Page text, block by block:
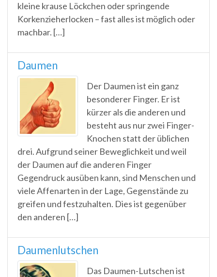
kleine krause Löckchen oder springende
Korkenzieherlocken – fast alles ist möglich oder
machbar. […]
Daumen
Der Daumen ist ein ganz
besonderer Finger. Er ist
kürzer als die anderen und
besteht aus nur zwei Finger-
Knochen statt der üblichen
drei. Aufgrund seiner Beweglichkeit und weil
der Daumen auf die anderen Finger
Gegendruck ausüben kann, sind Menschen und
viele Affenarten in der Lage, Gegenstände zu
greifen und festzuhalten. Dies ist gegenüber
den anderen […]
Daumenlutschen
Das Daumen-Lutschen ist